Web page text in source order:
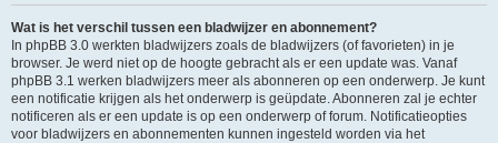
Wat is het verschil tussen een bladwijzer en abonnement?
In phpBB 3.0 werkten bladwijzers zoals de bladwijzers (of favorieten) in je
browser. Je werd niet op de hoogte gebracht als er een update was. Vanaf
phpBB 3.1 werken bladwijzers meer als abonneren op een onderwerp. Je kunt
een notificatie krijgen als het onderwerp is geüpdate. Abonneren zal je echter
notificeren als er een update is op een onderwerp of forum. Notificatieopties
voor bladwijzers en abonnementen kunnen ingesteld worden via het